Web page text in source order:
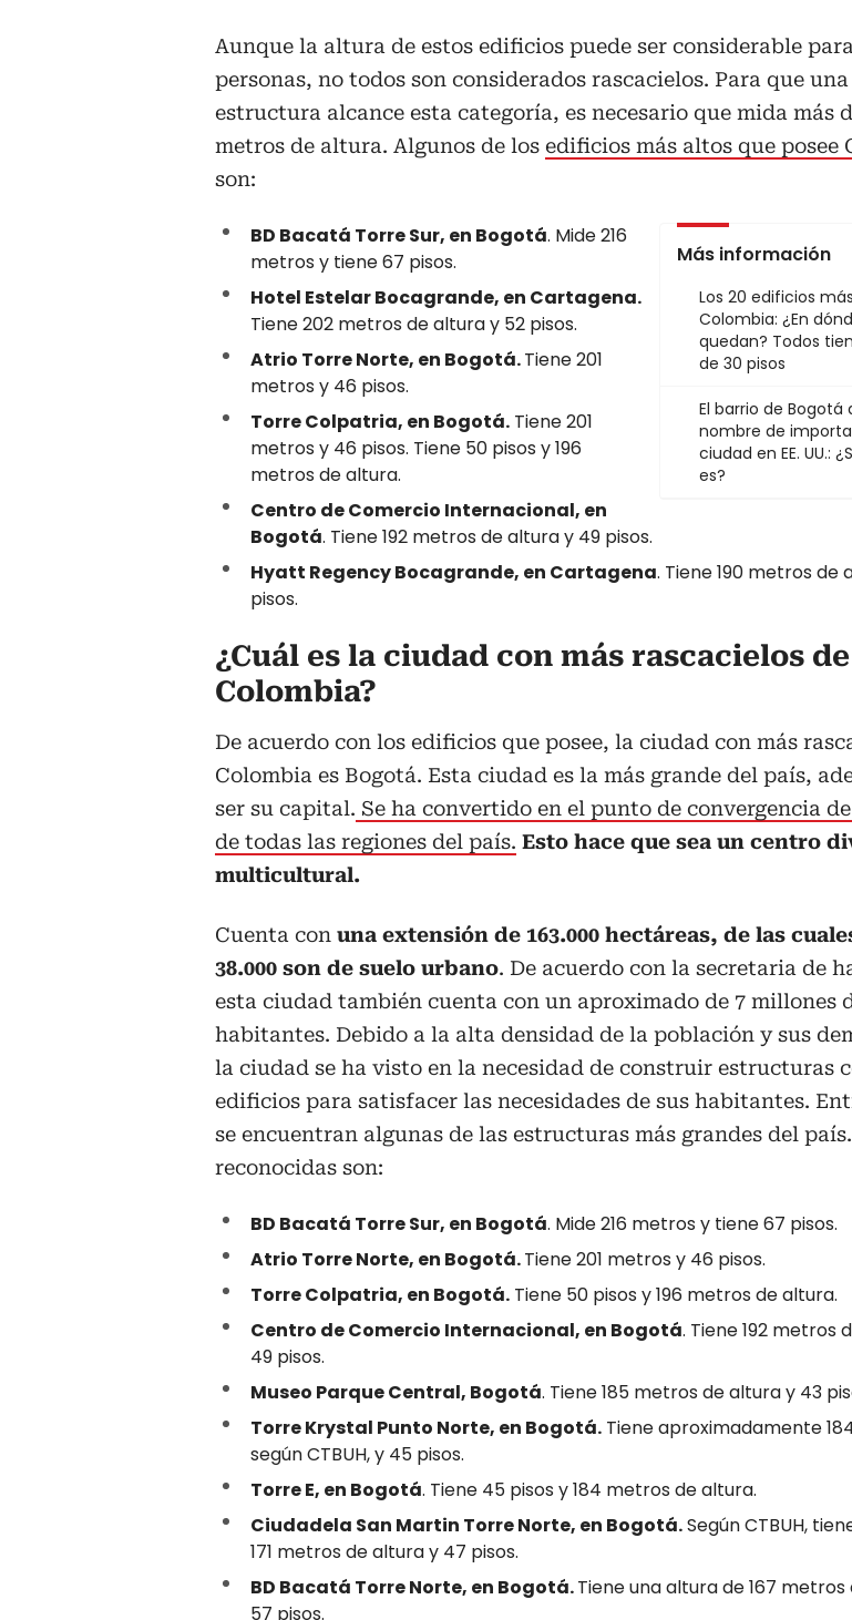
Aunque la altura de estos edificios puede ser considerable
personas, no todos son considerados rascacielos. Para que una
estructura alcance esta categoría, es necesario que mida más
metros de altura. Algunos de los edificios más altos que posee
son:
Más información
Los 20 edificios
Colombia: ¿En
quedan? Todos
de 30 pisos
El barrio de Bogotá
nombre de
ciudad en EE. UU.:
es?
BD Bacatá Torre Sur, en Bogotá. Mide 216
metros y tiene 67 pisos.
Hotel Estelar Bocagrande, en Cartagena.
Tiene 202 metros de altura y 52 pisos.
Atrio Torre Norte, en Bogotá.Tiene 201
metros y 46 pisos.
Torre Colpatria, en Bogotá. Tiene 201
metros y 46 pisos. Tiene 50 pisos y 196
metros de altura.
Centro de Comercio Internacional, en
Bogotá. Tiene 192 metros de altura y 49 pisos.
Hyatt Regency Bocagrande, en Cartagena. Tiene 190 metros de
pisos.
¿Cuál es la ciudad con más rascacielos de
Colombia?
De acuerdo con los edificios que posee, la ciudad con más
Colombia es Bogotá. Esta ciudad es la más grande del país,
ser su capital. Se ha convertido en el punto de convergencia
de todas las regiones del país. Esto hace que sea un centro
multicultural.
Cuenta con una extensión de 163.000 hectáreas, de las
38.000 son de suelo urbano. De acuerdo con la secretaria de
esta ciudad también cuenta con un aproximado de 7 millones
habitantes. Debido a la alta densidad de la población y sus
la ciudad se ha visto en la necesidad de construir estructuras
edificios para satisfacer las necesidades de sus habitantes.
se encuentran algunas de las estructuras más grandes del
reconocidas son:
BD Bacatá Torre Sur, en Bogotá. Mide 216 metros y tiene 67 pisos.
Atrio Torre Norte, en Bogotá.Tiene 201 metros y 46 pisos.
Torre Colpatria, en Bogotá. Tiene 50 pisos y 196 metros de altura.
Centro de Comercio Internacional, en Bogotá. Tiene 192 metros
49 pisos.
Museo Parque Central, Bogotá. Tiene 185 metros de altura y 43
Torre Krystal Punto Norte, en Bogotá. Tiene aproximadamente
según CTBUH, y 45 pisos.
Torre E, en Bogotá. Tiene 45 pisos y 184 metros de altura.
Ciudadela San Martin Torre Norte, en Bogotá.Según CTBUH,
171 metros de altura y 47 pisos.
BD Bacatá Torre Norte, en Bogotá.Tiene una altura de 167
57 pisos.